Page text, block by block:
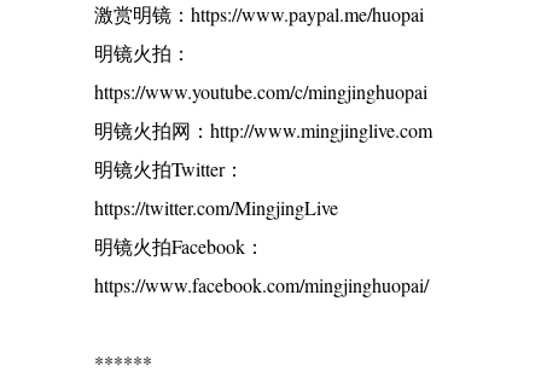
激赏明镜：https://www.paypal.me/huopai
明镜火拍：
https://www.youtube.com/c/mingjinghuopai
明镜火拍网：http://www.mingjinglive.com
明镜火拍Twitter：
https://twitter.com/MingjingLive
明镜火拍Facebook：
https://www.facebook.com/mingjinghuopai/
******